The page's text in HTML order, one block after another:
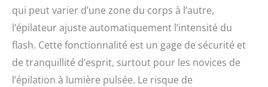
qui peut varier d’une zone du corps à l’autre,
l’épilateur ajuste automatiquement l’intensité du
flash. Cette fonctionnalité est un gage de sécurité et
de tranquillité d’esprit, surtout pour les novices de
l’épilation à lumière pulsée. Le risque de